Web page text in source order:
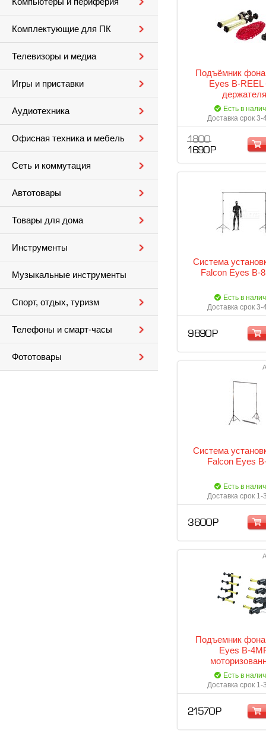
Комплектующие для ПК
Телевизоры и медиа
Игры и приставки
Аудиотехника
Офисная техника и мебель
Сеть и коммутация
Автотовары
Товары для дома
Инструменты
Музыкальные инструменты
Спорт, отдых, туризм
Телефоны и смарт-часы
Фототовары
Подъёмник
Eyes B-REEL
держателя
Есть в
Доставка срок 3-
1 800
1 690 Р
Система
Falcon Eyes B-
Есть в
Доставка срок 3-
9 890 Р
Система
Falcon Eyes
Есть в
Доставка срок 1-
3 600 Р
Подъемник
Eyes B-
Есть в
Доставка срок 1-
21 570 Р